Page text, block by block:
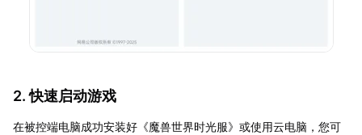
2. 快速启动游戏
在被控端电脑成功安装好《魔兽世界时光服》或使用云电脑，您可